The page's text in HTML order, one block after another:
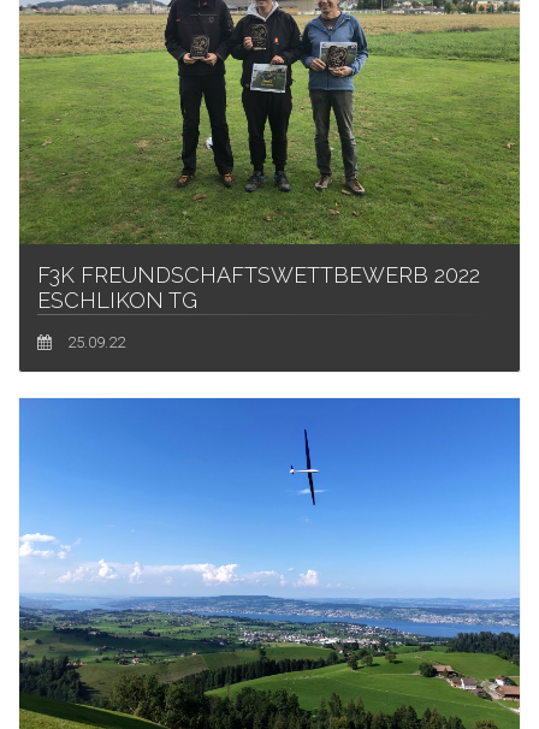
F3K FREUNDSCHAFTSWETTBEWERB 2022
ESCHLIKON TG
25.09.22